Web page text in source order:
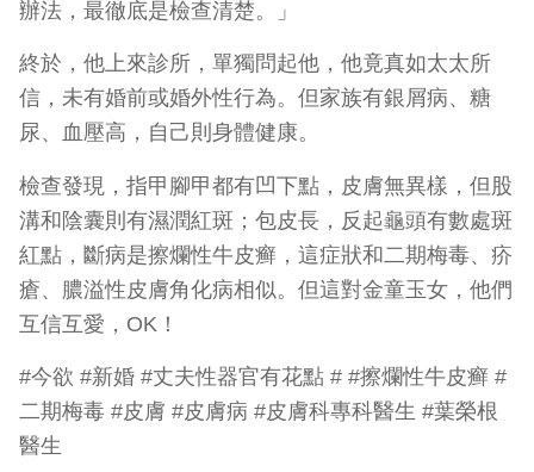
辦法，最徹底是檢查清楚。」
終於，他上來診所，單獨問起他，他竟真如太太所
信，未有婚前或婚外性行為。但家族有銀屑病、糖
尿、血壓高，自己則身體健康。
檢查發現，指甲腳甲都有凹下點，皮膚無異樣，但股
溝和陰囊則有濕潤紅斑；包皮長，反起龜頭有數處斑
紅點，斷病是擦爛性牛皮癣，這症狀和二期梅毒、疥
瘡、膿溢性皮膚角化病相似。但這對金童玉女，他們
互信互愛，OK！
#今欲 #新婚 #丈夫性器官有花點 # #擦爛性牛皮癣 #
二期梅毒 #皮膚 #皮膚病 #皮膚科專科醫生 #葉榮根
醫生